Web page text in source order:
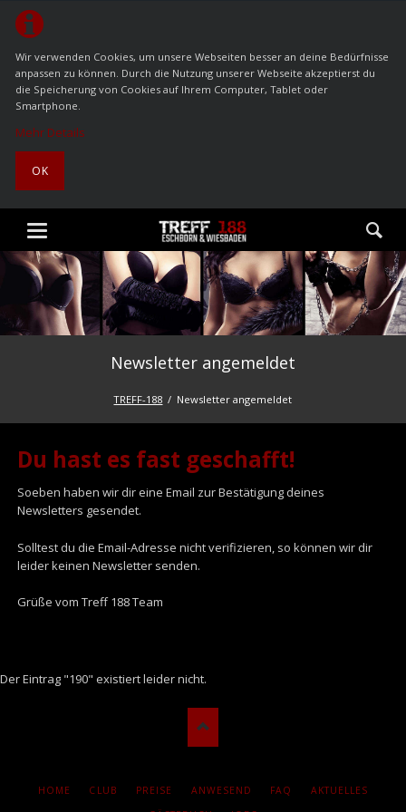
Wir verwenden Cookies, um unsere Webseiten besser an deine Bedürfnisse
anpassen zu können. Durch die Nutzung unserer Webseite akzeptierst du
die Speicherung von Cookies auf Ihrem Computer, Tablet oder
Smartphone.
Mehr Details
OK
Newsletter angemeldet
TREFF-188 Newsletter angemeldet
Du hast es fast geschafft!
Soeben haben wir dir eine Email zur Bestätigung deines
Newsletters gesendet.
Solltest du die Email-Adresse nicht verifizieren, so können wir dir
leider keinen Newsletter senden.
Grüße vom Treff 188 Team
Der Eintrag "190" existiert leider nicht.
NAVIGATION
HOME CLUB PREISE ANWESEND FAQ
AKTUELLES